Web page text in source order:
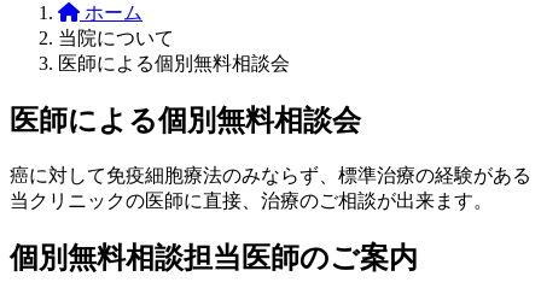
ホーム
当院について
医師による個別無料相談会
医師による個別無料相談会
癌に対して免疫細胞療法のみならず、標準治療の経験がある
当クリニックの医師に直接、治療のご相談が出来ます。
個別無料相談担当医師のご案内